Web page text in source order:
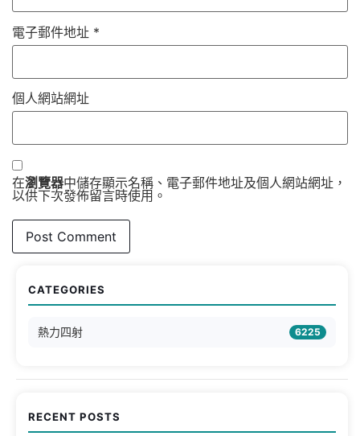
電子郵件地址 *
個人網站網址
在瀏覽器中儲存顯示名稱、電子郵件地址及個人網站網址，
以供下次發佈留言時使用。
CATEGORIES
熱力四射 6225
RECENT POSTS